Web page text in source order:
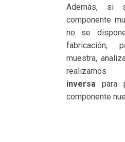
Además, si
componente
no se
fabricación,
muestra,
inversa para
componente